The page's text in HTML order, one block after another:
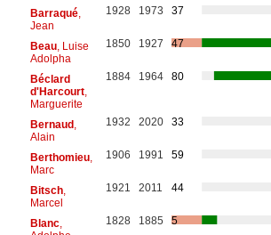
Barraqué,
Jean
1928 1973 37
Beau, Luise
Adolpha
1850 1927 47
Béclard
d'Harcourt,
Marguerite
1884 1964 80
Bernaud,
Alain
1932 2020 33
Berthomieu,
Marc
1906 1991 59
Bitsch,
Marcel
1921 2011 44
Blanc,
1828 1885 5